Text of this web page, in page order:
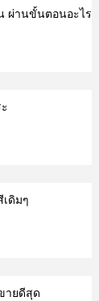
ผ่านขั้นตอนอะไร
ดิมๆ
ายดีสุด